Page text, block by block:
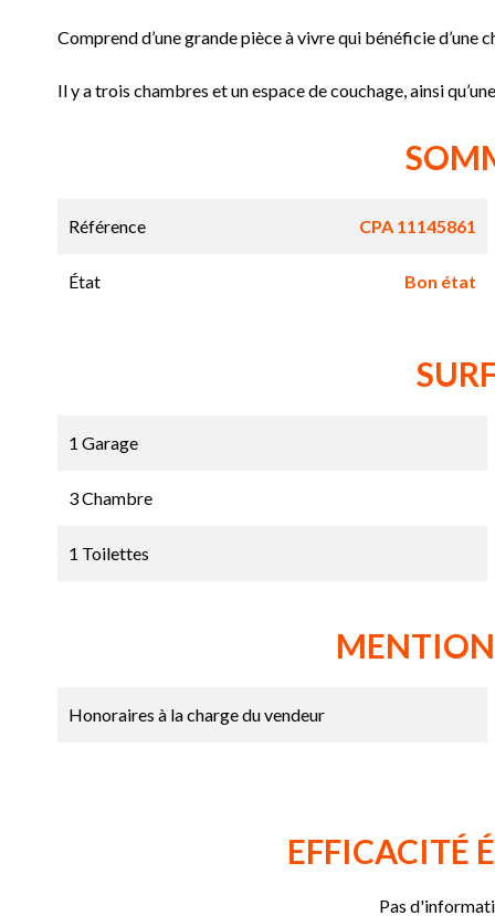
Comprend d’une grande pièce à vivre qui bénéficie d’une
Il y a trois chambres et un espace de couchage, ainsi
Référence CPA 11145861
État Bon état
1 Garage
3 Chambre
1 Toilettes
Honoraires à la charge du vendeur
EFFICACITÉ
Pas